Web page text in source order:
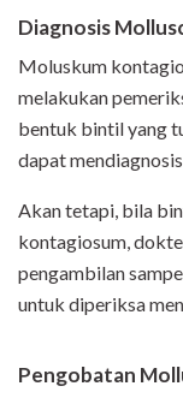
Diagnosis
Moluskum
melakukan
bentuk bintil yang
dapat
Akan tetapi, bila
kontagiosum,
pengambilan
untuk diperiksa
Pengobatan